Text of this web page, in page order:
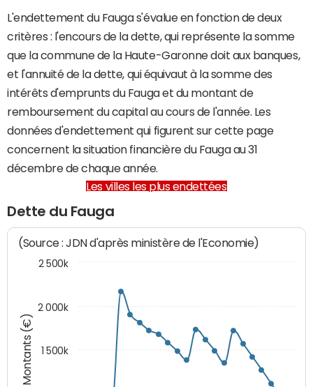
L'endettement du Fauga s'évalue en fonction de deux
critères : l'encours de la dette, qui représente la somme
que la commune de la Haute-Garonne doit aux banques,
et l'annuité de la dette, qui équivaut à la somme des
intérêts d'emprunts du Fauga et du montant de
remboursement du capital au cours de l'année. Les
données d'endettement qui figurent sur cette page
concernent la situation financière du Fauga au 31
décembre de chaque année.
Les villes les plus endettées
Dette du Fauga
Montants (€)
(Source : JDN d'après ministère de l'Economie)
1 500k
2 000k
2 500k